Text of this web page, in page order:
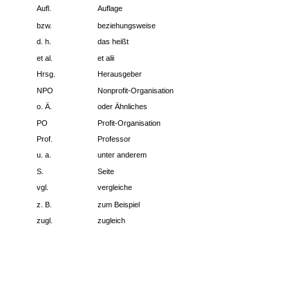
Aufl. Auflage
bzw.
beziehungsweise
d. h.
das heißt
et al.
et alii
Hrsg.
Herausgeber
NPO
Nonprofit-Organisation
o. Ä.
oder Ähnliches
PO
Profit-Organisation
Prof.
Professor
u. a.
unter anderem
S.
Seite
vgl.
vergleiche
z. B.
zum Beispiel
zugl.
zugleich